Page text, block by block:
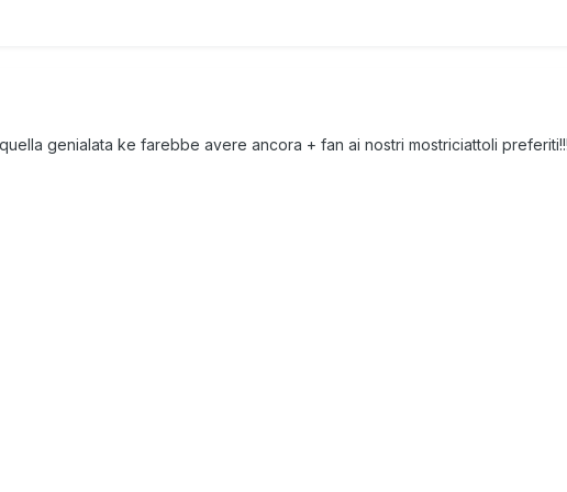
genialata ke farebbe avere ancora + fan ai nostri mostriciattoli